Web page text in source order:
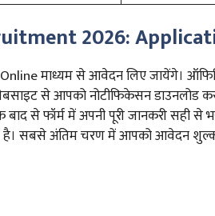
2026:
माध्यम से आवेदन लिए जायेंगे।
से आपको नोटीफिकेसन डाउनलोड
से फॉर्म में अपनी पूरी जानकरी सही
है। सबसे अंतिम चरण में आपको आवेदन